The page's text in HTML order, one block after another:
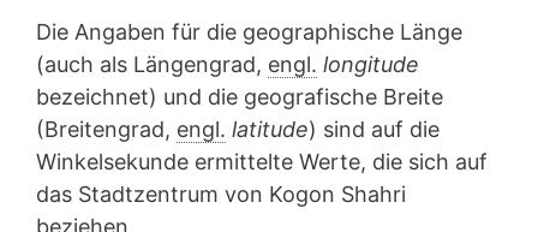
Die Angaben für die geographische Länge
(auch als Längengrad, engl. longitude
bezeichnet) und die geografische Breite
(Breitengrad, engl. latitude) sind auf die
Winkelsekunde ermittelte Werte, die sich auf
das Stadtzentrum von Kogon Shahri
beziehen.